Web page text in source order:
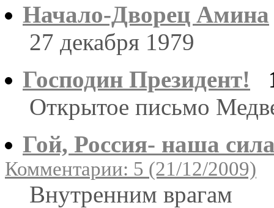
Начало-Дворец Амина
27 декабря 1979
Господин Президент!
Открытое письмо
Гой, Россия- наша
Комментарии: 5 (21/12/2009)
Внутренним врагам